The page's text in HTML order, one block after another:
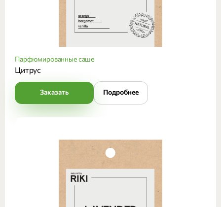
Парфюмированные саше
Цитрус
Заказать Подробнее